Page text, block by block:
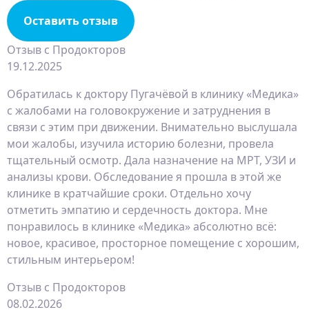
Оставить отзыв
Отзыв с Продокторов
19.12.2025
Обратилась к доктору Пугачёвой в клинику «Медика»
с жалобами на головокружение​ и затруднения в
связи с этим при движении. Внимательно выслушала
мои жалобы, изучила историю болезни, провела
тщательный осмотр. Дала назначение на МРТ​, УЗИ​ и
анализы крови​. Обследование я прошла в этой же
клинике в кратчайшие сроки. Отдельно хочу
отметить эмпатию и сердечность доктора. Мне
понравилось в клинике «Медика» абсолютно всё:
новое, красивое, просторное помещение с хорошим,
стильным интерьером!
Отзыв с Продокторов
08.02.2026